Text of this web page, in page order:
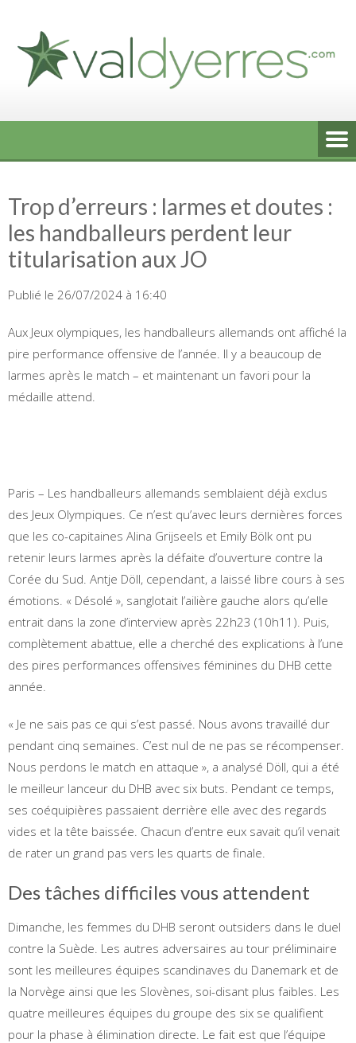
content
Trop d’erreurs : larmes et doutes :
les handballeurs perdent leur
titularisation aux JO
Publié le 26/07/2024 à 16:40
Aux Jeux olympiques, les handballeurs allemands ont affiché la
pire performance offensive de l’année. Il y a beaucoup de
larmes après le match – et maintenant un favori pour la
médaille attend.
Paris – Les handballeurs allemands semblaient déjà exclus
des Jeux Olympiques. Ce n’est qu’avec leurs dernières forces
que les co-capitaines Alina Grijseels et Emily Bölk ont ​​pu
retenir leurs larmes après la défaite d’ouverture contre la
Corée du Sud. Antje Döll, cependant, a laissé libre cours à ses
émotions. « Désolé », sanglotait l’ailière gauche alors qu’elle
entrait dans la zone d’interview après 22h23 (10h11). Puis,
complètement abattue, elle a cherché des explications à l’une
des pires performances offensives féminines du DHB cette
année.
« Je ne sais pas ce qui s’est passé. Nous avons travaillé dur
pendant cinq semaines. C’est nul de ne pas se récompenser.
Nous perdons le match en attaque », a analysé Döll, qui a été
le meilleur lanceur du DHB avec six buts. Pendant ce temps,
ses coéquipières passaient derrière elle avec des regards
vides et la tête baissée. Chacun d’entre eux savait qu’il venait
de rater un grand pas vers les quarts de finale.
Des tâches difficiles vous attendent
Dimanche, les femmes du DHB seront outsiders dans le duel
contre la Suède. Les autres adversaires au tour préliminaire
sont les meilleures équipes scandinaves du Danemark et de
la Norvège ainsi que les Slovènes, soi-disant plus faibles. Les
quatre meilleures équipes du groupe des six se qualifient
pour la phase à élimination directe. Le fait est que l’équipe